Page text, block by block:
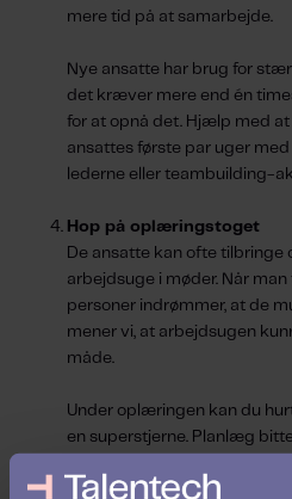
mere tid på at samarbejde.
Nye ansatte har brug for
det kræver mere end én
for at opnå det. Hjælp med
ansattes første par uger
lederne eller teambuilding-
Hop på oplæringstoget
De ansatte kan ofte tilbringe
arbejdsuge i møder. Når
personer indrømmer, at de
mener vi, at arbejdsugen
måde.
Under oplæringen kan du
en superstjerne. Planlæg
større og mere komplekse